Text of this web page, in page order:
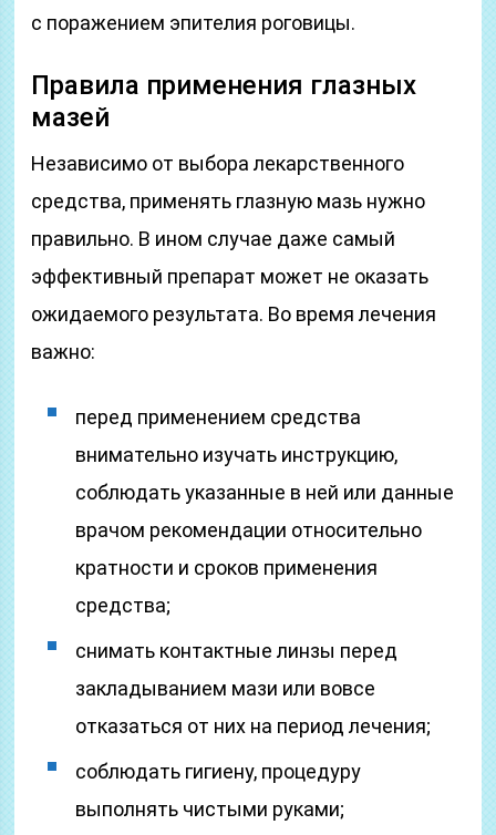
с поражением эпителия роговицы.
Правила применения глазных
мазей
Независимо от выбора лекарственного
средства, применять глазную мазь нужно
правильно. В ином случае даже самый
эффективный препарат может не оказать
ожидаемого результата. Во время лечения
важно:
перед применением средства
внимательно изучать инструкцию,
соблюдать указанные в ней или данные
врачом рекомендации относительно
кратности и сроков применения
средства;
снимать контактные линзы перед
закладыванием мази или вовсе
отказаться от них на период лечения;
соблюдать гигиену, процедуру
выполнять чистыми руками;